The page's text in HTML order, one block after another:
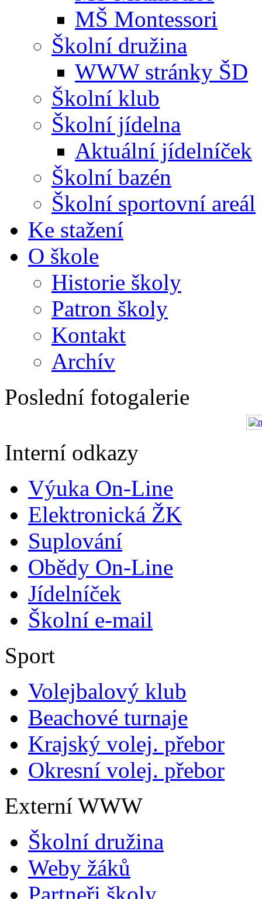
MŠ Montessori
Školní družina
WWW stránky ŠD
Školní klub
Školní jídelna
Aktuální jídelníček
Školní bazén
Školní sportovní areál
Ke stažení
O škole
Historie školy
Patron školy
Kontakt
Archív
Poslední fotogalerie
Interní odkazy
Výuka On-Line
Elektronická ŽK
Suplování
Obědy On-Line
Jídelníček
Školní e-mail
Sport
Volejbalový klub
Beachové turnaje
Krajský volej. přebor
Okresní volej. přebor
Externí WWW
Školní družina
Weby žáků
Partneři školy